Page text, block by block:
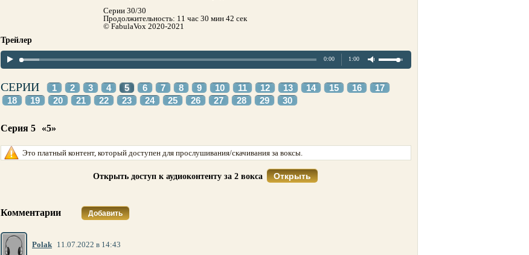
Серии 30/30
Продолжительность: 11 час 30 мин 42 сек
© FabulaVox 2020-2021
Трейлер
0:00 1:00
СЕРИИ 1 2 3 4 5 6 7 8 9 10 11 12 13 14 15 16
17
18
19 20 21 22 23 24 25 26 27 28 29 30
Серия 5 «5»
Это платный контент, который доступен для прослушивания/скачивания за воксы.
Открыть доступ к аудиоконтенту за 2 вокса Открыть
Комментарии Добавить
Polak 11.07.2022 в 14:43